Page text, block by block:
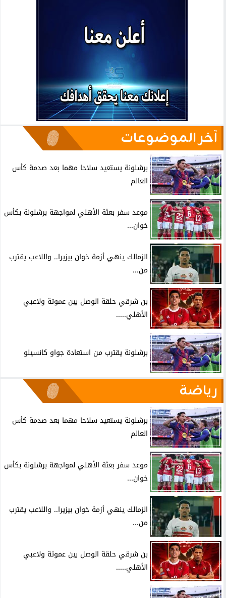
آخر الموضوعات
برشلونة يستعيد سلاحا مهما بعد صدمة كأس
العالم
موعد سفر بعثة الأهلي لمواجهة برشلونة بكأس
خوان...
الزمالك ينهي أزمة خوان بيزيرا.. واللاعب يقترب
من...
بن شرقي حلقة الوصل بين عموتة ولاعبي
الأهلي.....
برشلونة يقترب من استعادة جواو كانسيلو
رياضة
برشلونة يستعيد سلاحا مهما بعد صدمة كأس
العالم
موعد سفر بعثة الأهلي لمواجهة برشلونة بكأس
خوان...
الزمالك ينهي أزمة خوان بيزيرا.. واللاعب يقترب
من...
بن شرقي حلقة الوصل بين عموتة ولاعبي
الأهلي.....